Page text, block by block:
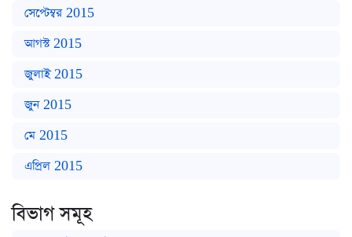
সেপ্টেম্বর 2015
আগস্ট 2015
জুলাই 2015
জুন 2015
মে 2015
এপ্রিল 2015
বিভাগ সমূহ